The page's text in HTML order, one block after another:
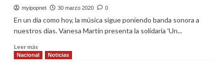
presenta
su
nuevo
‘¿Abejas?’
myipopnet 30 marzo 2020 0
En un día como hoy, la música sigue poniendo banda sonora a
nuestros días. Vanesa Martín presenta la solidaria 'Un...
Leer másLeer
más
Nacional Noticias